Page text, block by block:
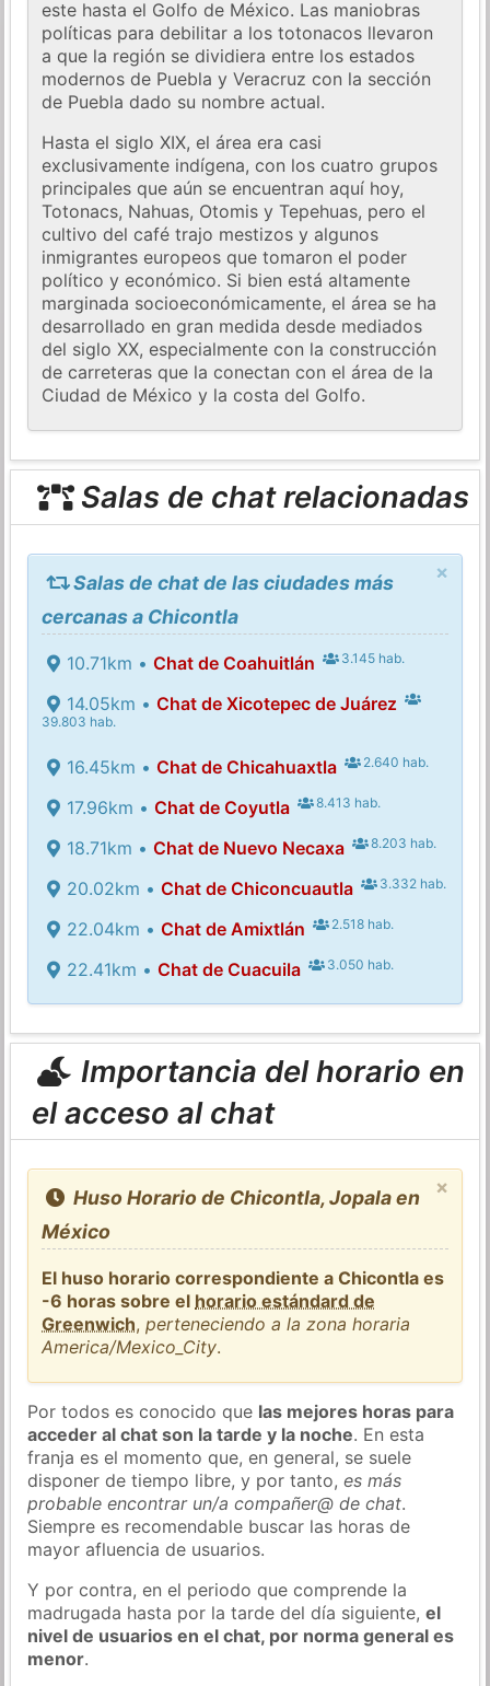
este hasta el Golfo de México. Las maniobras
políticas para debilitar a los totonacos llevaron
a que la región se dividiera entre los estados
modernos de Puebla y Veracruz con la sección
de Puebla dado su nombre actual.
Hasta el siglo XIX, el área era casi
exclusivamente indígena, con los cuatro grupos
principales que aún se encuentran aquí hoy,
Totonacs, Nahuas, Otomis y Tepehuas, pero el
cultivo del café trajo mestizos y algunos
inmigrantes europeos que tomaron el poder
político y económico. Si bien está altamente
marginada socioeconómicamente, el área se ha
desarrollado en gran medida desde mediados
del siglo XX, especialmente con la construcción
de carreteras que la conectan con el área de la
Ciudad de México y la costa del Golfo.
Salas de chat relacionadas
×
Salas de chat de las ciudades más
cercanas a Chicontla
10.71km • Chat de Coahuitlán 3.145 hab.
14.05km • Chat de Xicotepec de Juárez
39.803 hab.
16.45km • Chat de Chicahuaxtla 2.640 hab.
17.96km • Chat de Coyutla 8.413 hab.
18.71km • Chat de Nuevo Necaxa 8.203 hab.
20.02km • Chat de Chiconcuautla 3.332 hab.
22.04km • Chat de Amixtlán 2.518 hab.
22.41km • Chat de Cuacuila 3.050 hab.
Importancia del horario en
el acceso al chat
×
Huso Horario de Chicontla, Jopala en
México
El huso horario correspondiente a Chicontla es
-6 horas sobre el horario estándard de
Greenwich,perteneciendo a la zona horaria
America/Mexico_City.
Por todos es conocido que las mejores horas para
acceder al chat son la tarde y la noche. En esta
franja es el momento que, en general, se suele
disponer de tiempo libre, y por tanto,es más
probable encontrar un/a compañer@ de chat.
Siempre es recomendable buscar las horas de
mayor afluencia de usuarios.
Y por contra, en el periodo que comprende la
madrugada hasta por la tarde del día siguiente,el
nivel de usuarios en el chat, por norma general es
menor.